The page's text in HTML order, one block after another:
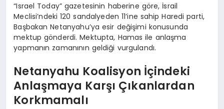
“Israel Today” gazetesinin haberine göre, İsrail
Meclisi’ndeki 120 sandalyeden 11’ine sahip Haredi parti,
Başbakan Netanyahu’ya esir değişimi konusunda
mektup gönderdi. Mektupta, Hamas ile anlaşma
yapmanın zamanının geldiği vurgulandı.
Netanyahu Koalisyon İçindeki
Anlaşmaya Karşı Çıkanlardan
Korkmamalı